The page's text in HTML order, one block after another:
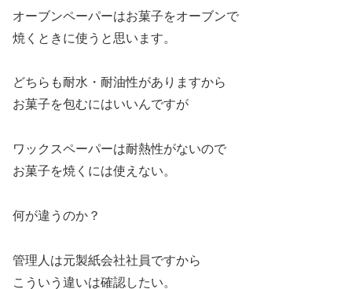
オーブンペーパーはお菓子をオーブンで
焼くときに使うと思います。
どちらも耐水・耐油性がありますから
お菓子を包むにはいいんですが
ワックスペーパーは耐熱性がないので
お菓子を焼くには使えない。
何が違うのか？
管理人は元製紙会社社員ですから
こういう違いは確認したい。